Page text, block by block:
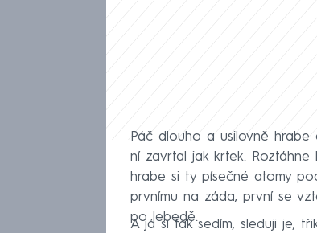
Páč dlouho a usilovně
ní zavrtal jak krtek. Roztáhne
hrabe si ty písečné atomy
prvnímu na záda, první se
po lebedě.
A já si tak sedím, sleduji je,